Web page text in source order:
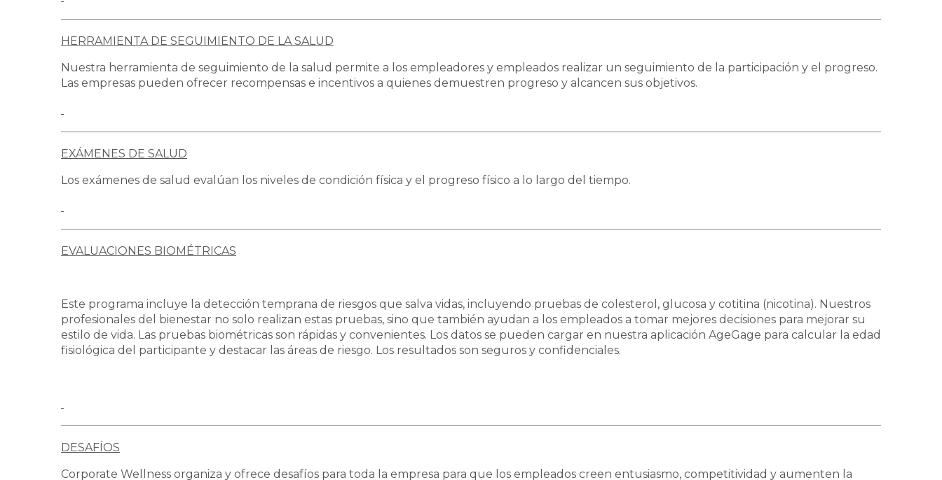
HERRAMIENTA DE SEGUIMIENTO DE LA SALUD
Nuestra herramienta de seguimiento de la salud permite a los empleadores y empleados realizar un seguimiento de la participación y el progreso.
Las empresas pueden ofrecer recompensas e incentivos a quienes demuestren progreso y alcancen sus objetivos.
EXÁMENES DE SALUD
Los exámenes de salud evalúan los niveles de condición física y el progreso físico a lo largo del tiempo.
EVALUACIONES BIOMÉTRICAS
Este programa incluye la detección temprana de riesgos que salva vidas, incluyendo pruebas de colesterol, glucosa y cotitina (nicotina). Nuestros
profesionales del bienestar no solo realizan estas pruebas, sino que también ayudan a los empleados a tomar mejores decisiones para mejorar su
estilo de vida. Las pruebas biométricas son rápidas y convenientes. Los datos se pueden cargar en nuestra aplicación AgeGage para calcular la edad
fisiológica del participante y destacar las áreas de riesgo. Los resultados son seguros y confidenciales.
DESAFÍOS
Corporate Wellness organiza y ofrece desafíos para toda la empresa para que los empleados creen entusiasmo, competitividad y aumenten la